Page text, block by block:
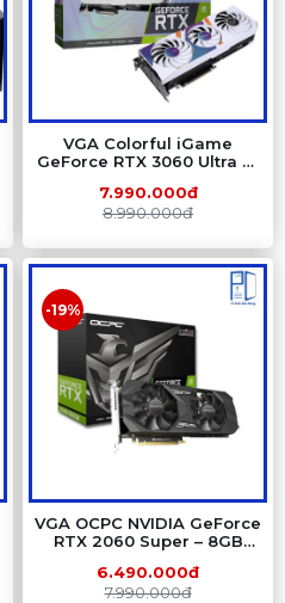
VGA Colorful iGame
GeForce RTX 3060 Ultra W
2 Fan, NVIDIA Ampere
7.990.000đ
8.990.000đ
VGA OCPC NVIDIA GeForce
RTX 2060 Super – 8GB
6.490.000đ
7.990.000đ
-19%